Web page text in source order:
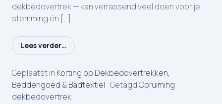
dekbedovertrek — kan verrassend veel doen voor je
stemming én […]
Lees verder…
from Blue Monday Dekbedovertrekken
Geplaatst in Korting op Dekbedovertrekken,
Beddengoed & Badtextiel GetagdOpruiming
dekbedovertrek